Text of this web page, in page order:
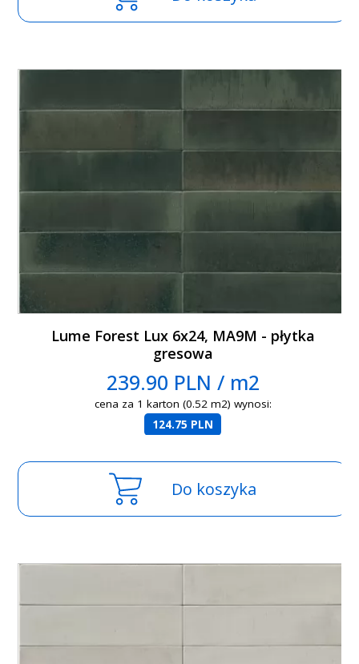
Lume Forest Lux 6x24, MA9M - płytka
gresowa
239.90 PLN / m2
cena za 1 karton (0.52 m2) wynosi:
124.75 PLN
Do koszyka